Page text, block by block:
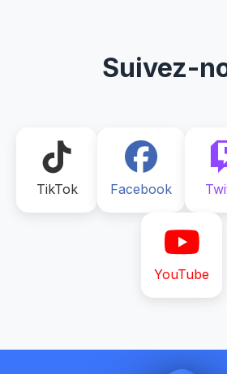
Suivez-
TikTok Facebook
YouTube